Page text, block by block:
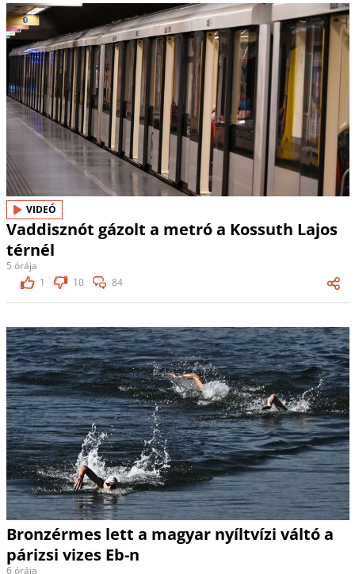
VIDEÓ
Vaddisznót gázolt a metró a Kossuth Lajos
térnél
5 órája
1
10 84
Bronzérmes lett a magyar nyíltvízi váltó a
párizsi vizes Eb-n
6 órája